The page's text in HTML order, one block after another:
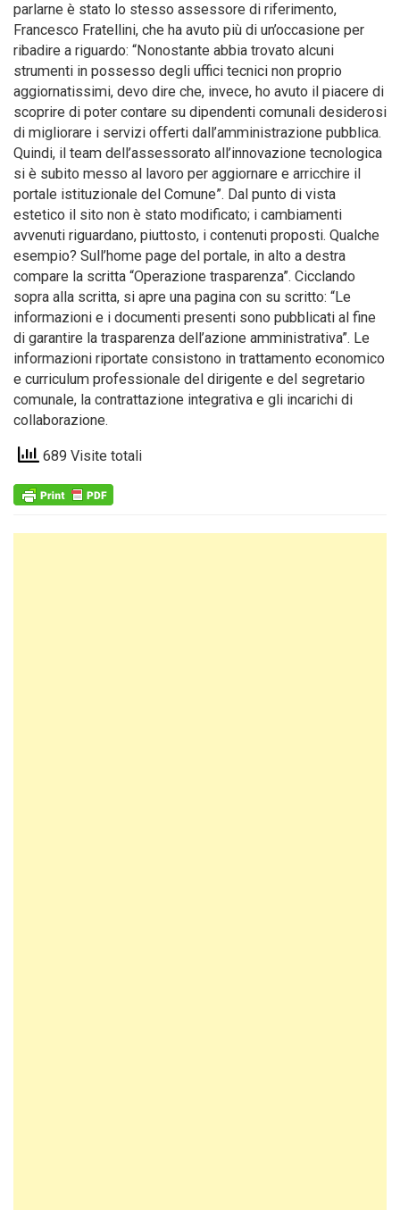
parlarne è stato lo stesso assessore di riferimento,
Francesco Fratellini, che ha avuto più di un’occasione per
ribadire a riguardo: “Nonostante abbia trovato alcuni
strumenti in possesso degli uffici tecnici non proprio
aggiornatissimi, devo dire che, invece, ho avuto il piacere di
scoprire di poter contare su dipendenti comunali desiderosi
di migliorare i servizi offerti dall’amministrazione pubblica.
Quindi, il team dell’assessorato all’innovazione tecnologica
si è subito messo al lavoro per aggiornare e arricchire il
portale istituzionale del Comune”. Dal punto di vista
estetico il sito non è stato modificato; i cambiamenti
avvenuti riguardano, piuttosto, i contenuti proposti. Qualche
esempio? Sull’home page del portale, in alto a destra
compare la scritta “Operazione trasparenza”. Cicclando
sopra alla scritta, si apre una pagina con su scritto: “Le
informazioni e i documenti presenti sono pubblicati al fine
di garantire la trasparenza dell’azione amministrativa”. Le
informazioni riportate consistono in trattamento economico
e curriculum professionale del dirigente e del segretario
comunale, la contrattazione integrativa e gli incarichi di
collaborazione.
689 Visite totali